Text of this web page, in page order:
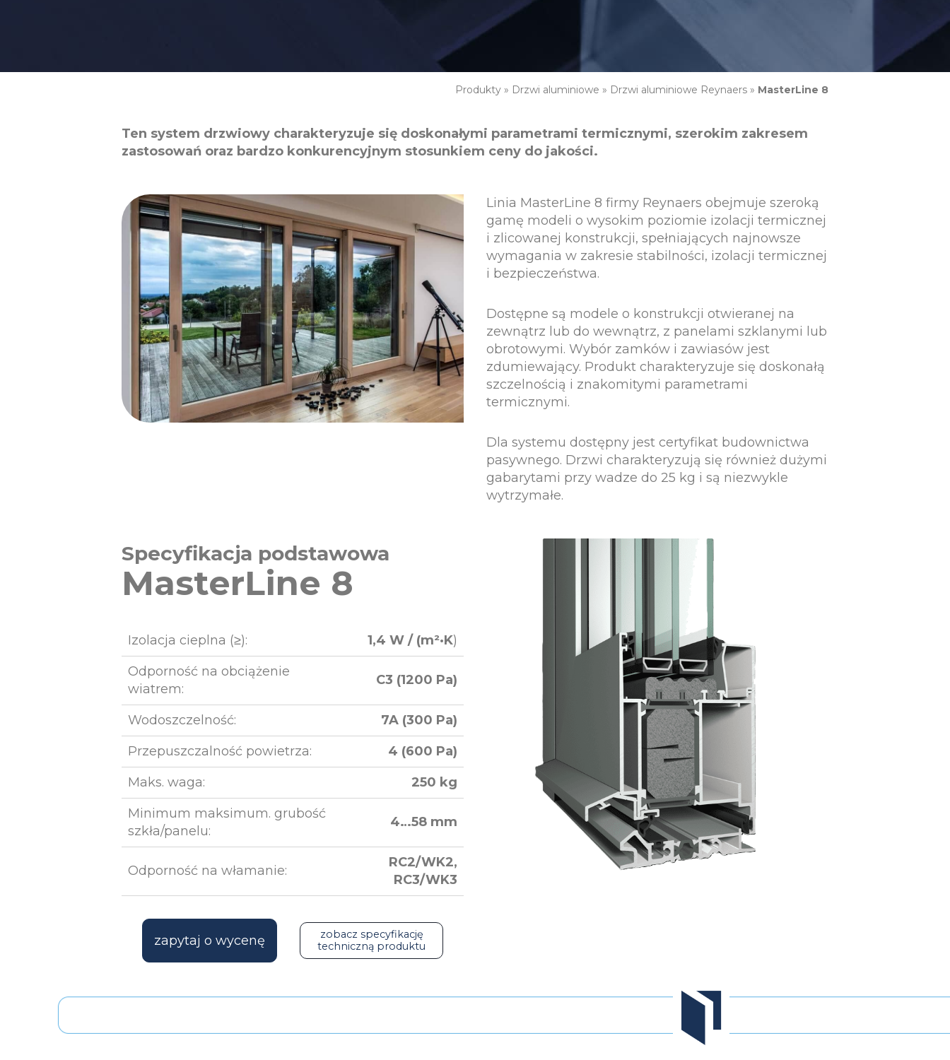
Produkty » Drzwi aluminiowe » Drzwi aluminiowe Reynaers » MasterLine 8
Ten system drzwiowy charakteryzuje się doskonałymi parametrami termicznymi, szerokim zakresem
zastosowań oraz bardzo konkurencyjnym stosunkiem ceny do jakości.
Linia MasterLine 8 firmy Reynaers obejmuje szeroką
gamę modeli o wysokim poziomie izolacji termicznej
i zlicowanej konstrukcji, spełniających najnowsze
wymagania w zakresie stabilności, izolacji termicznej
i bezpieczeństwa.
Dostępne są modele o konstrukcji otwieranej na
zewnątrz lub do wewnątrz, z panelami szklanymi lub
obrotowymi. Wybór zamków i zawiasów jest
zdumiewający. Produkt charakteryzuje się doskonałą
szczelnością i znakomitymi parametrami
termicznymi.
Dla systemu dostępny jest certyfikat budownictwa
pasywnego. Drzwi charakteryzują się również dużymi
gabarytami przy wadze do 25 kg i są niezwykle
wytrzymałe.
Specyfikacja podstawowa
MasterLine 8
Izolacja cieplna (≥): 1,4 W / (m²·K)
Odporność na obciążenie
wiatrem:
C3 (1200 Pa)
Wodoszczelność:
7A (300 Pa)
Przepuszczalność powietrza:
4 (600 Pa)
Maks. waga:
250 kg
Minimum maksimum. grubość
szkła/panelu:
4…58 mm
Odporność na włamanie:
RC2/WK2,
RC3/WK3
zapytaj o wycenę
zobacz specyfikację
techniczną produktu